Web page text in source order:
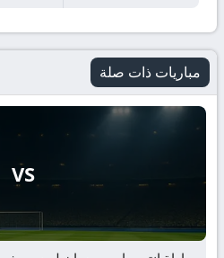
مباريات ذات صلة
VS